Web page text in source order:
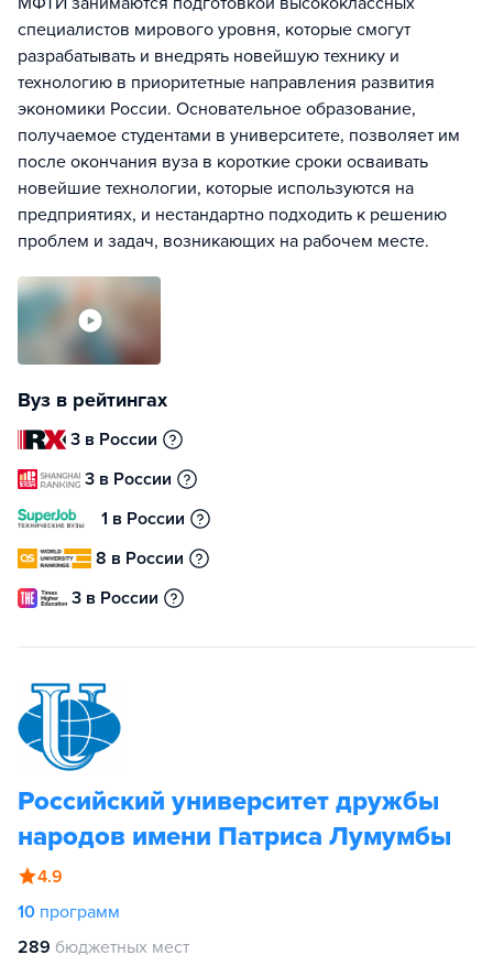
специалистов мирового уровня, которые смогут
разрабатывать и внедрять новейшую технику и
технологию в приоритетные направления развития
экономики России. Основательное образование,
получаемое студентами в университете, позволяет им
после окончания вуза в короткие сроки осваивать
новейшие технологии, которые используются на
предприятиях, и нестандартно подходить к решению
проблем и задач, возникающих на рабочем месте.
Вуз в рейтингах
3 в России
3 в России
1 в России
8 в России
3 в России
Российский университет дружбы
народов имени Патриса Лумумбы
4.9
10 программ
289 бюджетных мест